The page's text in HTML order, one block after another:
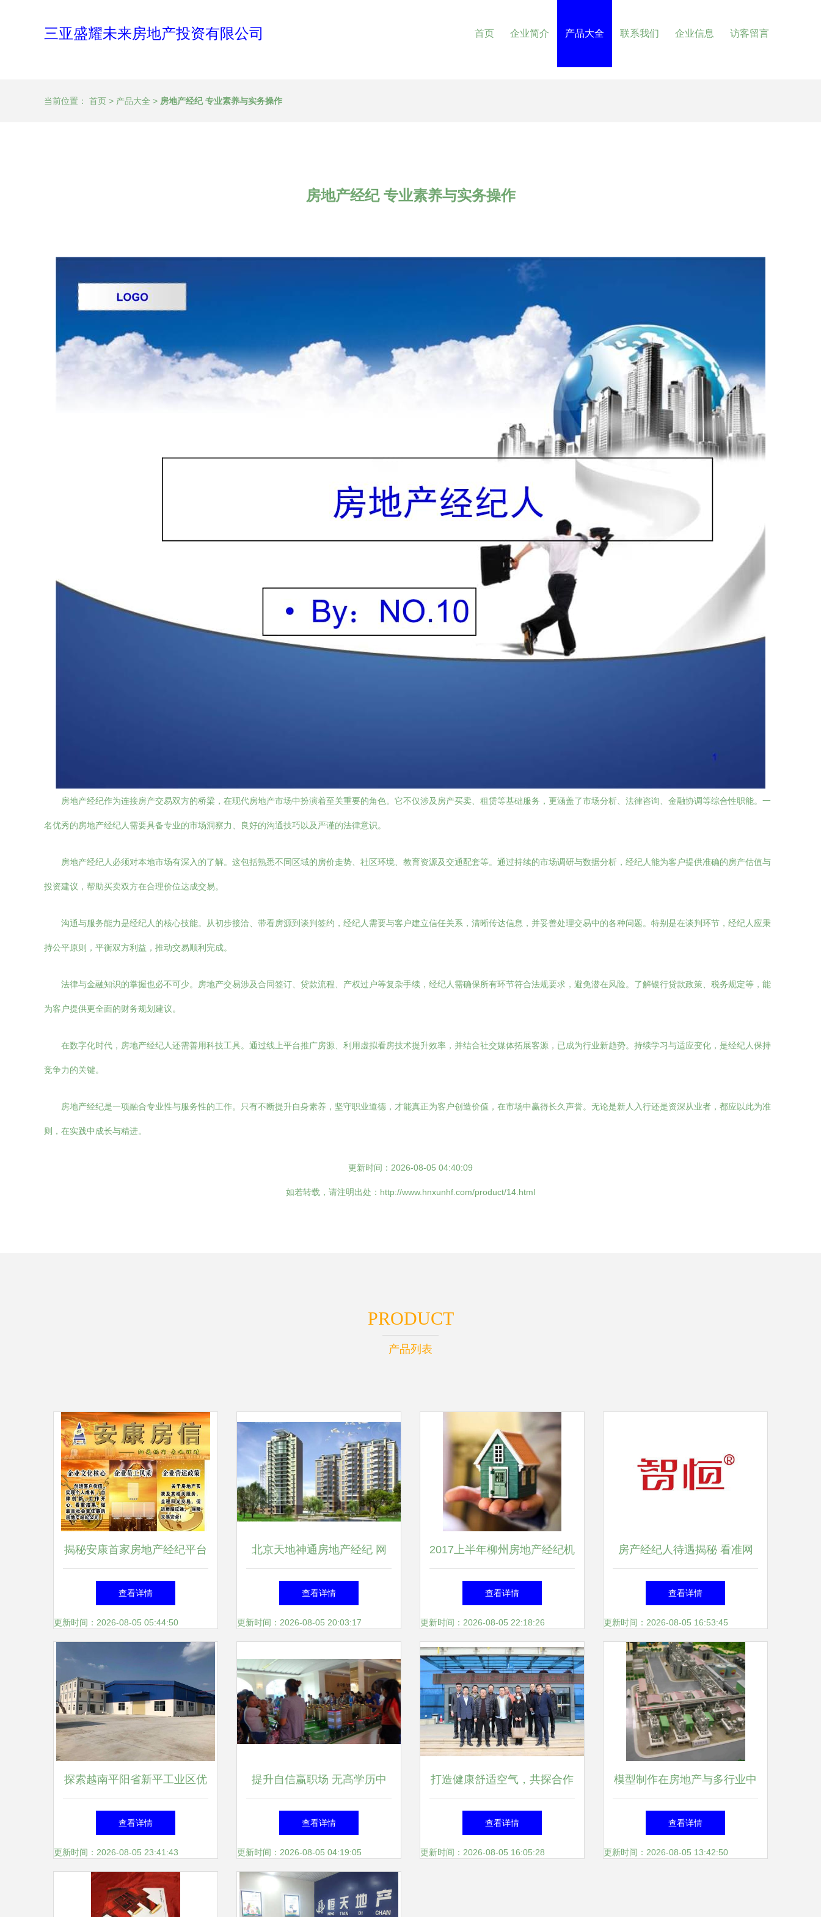
三亚盛耀未来房地产投资有限公司 首页 企业简介 产品大全 联系我们 企业信息 访客留言
当前位置： 首页 > 产品大全 > 房地产经纪 专业素养与实务操作
房地产经纪 专业素养与实务操作
房地产经纪作为连接房产交易双方的桥梁，在现代房地产市场中扮演着至关重要的角色。它不仅涉及房产买卖、租赁等基础服务，更涵盖了市场分析、法律咨询、金融协调等综合性职能。一
名优秀的房地产经纪人需要具备专业的市场洞察力、良好的沟通技巧以及严谨的法律意识。
房地产经纪人必须对本地市场有深入的了解。这包括熟悉不同区域的房价走势、社区环境、教育资源及交通配套等。通过持续的市场调研与数据分析，经纪人能为客户提供准确的房产估值与
投资建议，帮助买卖双方在合理价位达成交易。
沟通与服务能力是经纪人的核心技能。从初步接洽、带看房源到谈判签约，经纪人需要与客户建立信任关系，清晰传达信息，并妥善处理交易中的各种问题。特别是在谈判环节，经纪人应秉
持公平原则，平衡双方利益，推动交易顺利完成。
法律与金融知识的掌握也必不可少。房地产交易涉及合同签订、贷款流程、产权过户等复杂手续，经纪人需确保所有环节符合法规要求，避免潜在风险。了解银行贷款政策、税务规定等，能
为客户提供更全面的财务规划建议。
在数字化时代，房地产经纪人还需善用科技工具。通过线上平台推广房源、利用虚拟看房技术提升效率，并结合社交媒体拓展客源，已成为行业新趋势。持续学习与适应变化，是经纪人保持
竞争力的关键。
房地产经纪是一项融合专业性与服务性的工作。只有不断提升自身素养，坚守职业道德，才能真正为客户创造价值，在市场中赢得长久声誉。无论是新人入行还是资深从业者，都应以此为准
则，在实践中成长与精进。
更新时间：2026-08-05 04:40:09
如若转载，请注明出处：http://www.hnxunhf.com/product/14.html
PRODUCT
产品列表
揭秘安康首家房地产经纪平台
房信如何重塑本地市场新生态
查看详情
更新时间：2026-08-05 05:44:50
北京天地神通房地产经纪 网
邻通赋能，开启智慧房产新篇
章
查看详情
更新时间：2026-08-05 20:03:17
2017上半年柳州房地产经纪机
构检查 4家中介被点名通报
查看详情
更新时间：2026-08-05 22:18:26
房产经纪人待遇揭秘 看准网
数据背后的行业真相
查看详情
更新时间：2026-08-05 16:53:45
探索越南平阳省新平工业区优
质厂房出租信息——A to Z公
司房地产经纪独家推荐
查看详情
更新时间：2026-08-05 23:41:43
提升自信赢职场 无高学历中
国女生的八大出采必备新兴职
业方式排序扫偏差。)
查看详情
更新时间：2026-08-05 04:19:05
打造健康舒适空气，共探合作
新路径——四川省房地产供应
链协会走进三菱重工海尔
查看详情
更新时间：2026-08-05 16:05:28
模型制作在房地产与多行业中
的应用与价值
查看详情
更新时间：2026-08-05 13:42:50